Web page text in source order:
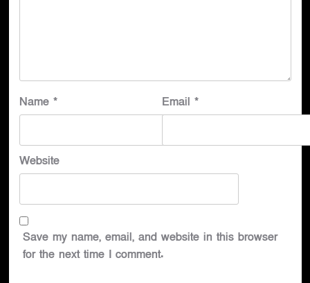
Name * Email *
Website
Save my name, email, and website in this browser
for the next time I comment.